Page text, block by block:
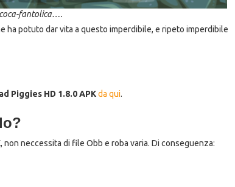
fantolica….
ha potuto dar vita a questo imperdibile, e ripeto imperdibile
Piggies HD 1.8.0 APKda qui.
neccessita di file Obb e roba varia. Di conseguenza: